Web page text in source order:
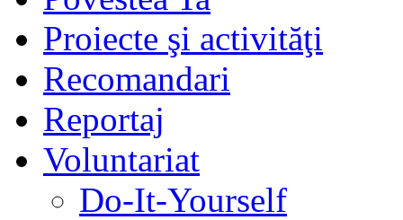
Proiecte şi activităţi
Recomandari
Reportaj
Voluntariat
Do-It-Yourself